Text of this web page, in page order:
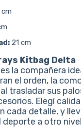
cm
21 cm
Kitbag Delta
es la compañera
el orden, la
trasladar sus
Elegí
cada detalle, y
deporte a otro